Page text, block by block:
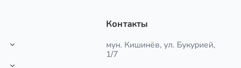
Контакты
мун. Кишинёв, ул. Букурией,
1/7